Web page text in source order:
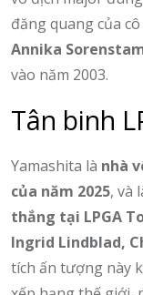
đăng quang của cô
Annika
vào năm 2003.
Tân binh
Yamashita là nhà
của năm 2025, và
thắng tại LPGA
Ingrid Lindblad,
tích ấn tượng này